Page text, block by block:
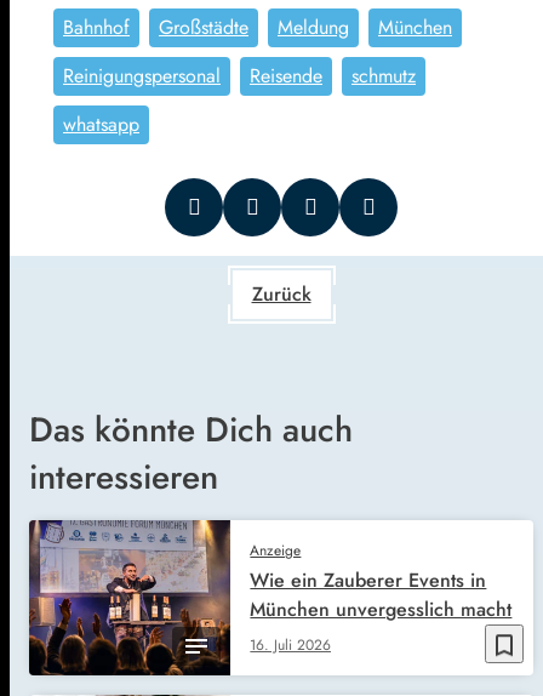
Bahnhof Großstädte Meldung
München
Reinigungspersonal
Reisende
schmutz
whatsapp
Zurück
Das könnte Dich auch
interessieren
bookmark_border
Anzeige
16. Juli 2026
Wie ein Zauberer Events in
München unvergesslich macht